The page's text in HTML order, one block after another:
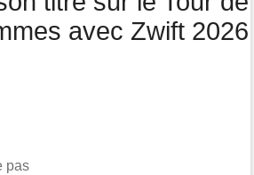
avec Zwift 2026
pas